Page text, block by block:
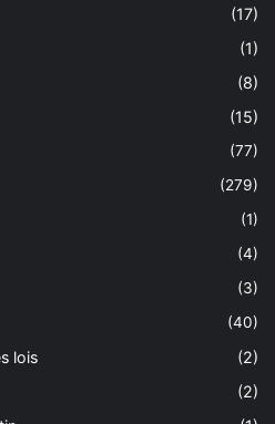
(17)
(1)
(8)
(15)
(77)
(279)
(1)
(4)
(3)
(40)
lois
(2)
(2)